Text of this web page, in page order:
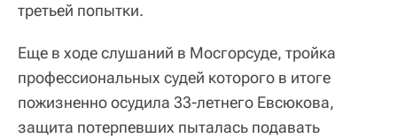
третьей попытки.
Еще в ходе слушаний в Мосгорсуде, тройка
профессиональных судей которого в итоге
пожизненно осудила 33-летнего Евсюкова,
защита потерпевших пыталась подавать